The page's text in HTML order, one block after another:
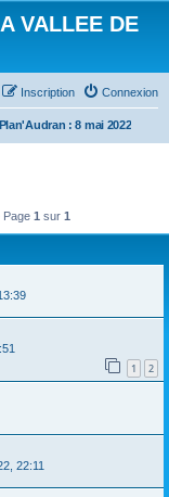
VALLEE DE
Connexion
Inscription
Plan'Audran : 8 mai 2022
Page 1 sur 1
1 2
22:11